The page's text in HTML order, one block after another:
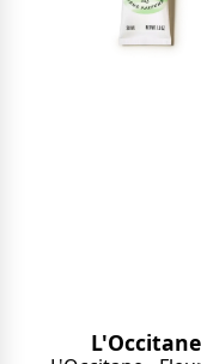
L'Occitane